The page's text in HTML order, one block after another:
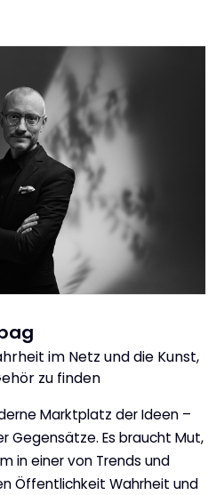
im Netz und die Kunst,
zu finden
Marktplatz der Ideen –
Gegensätze. Es braucht Mut,
in einer von Trends und
Öffentlichkeit Wahrheit und